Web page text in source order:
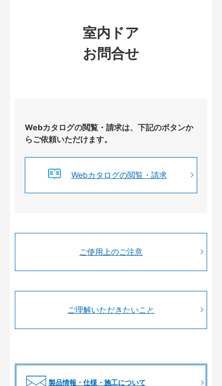
室内ドア
お問合せ
Webカタログの閲覧・請求は、下記のボタンか
らご依頼いただけます。
Webカタログの閲覧・請求
ご使用上のご注意
ご理解いただきたいこと
製品情報・仕様・施工について